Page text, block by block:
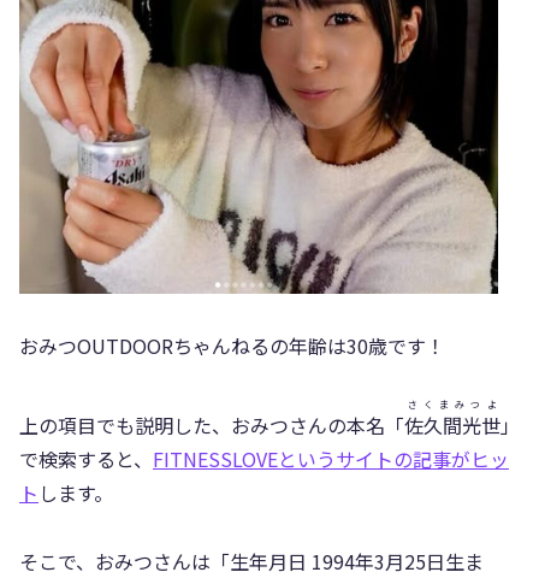
おみつOUTDOORちゃんねるの年齢は30歳です！
上の項目でも説明した、おみつさんの本名「佐久間光世
さくまみつよ
」
で検索すると、 FITNESSLOVEというサイトの記事がヒッ
ト します。
そこで、おみつさんは「生年月日 1994年3月25日生ま